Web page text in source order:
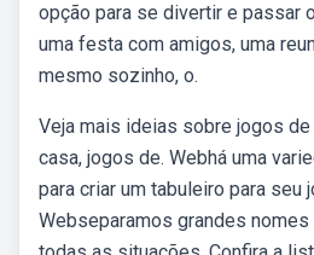
opção para se divertir e passar
uma festa com amigos, uma
mesmo sozinho, o.
Veja mais ideias sobre jogos
casa, jogos de. Webhá uma
para criar um tabuleiro para seu
Webseparamos grandes